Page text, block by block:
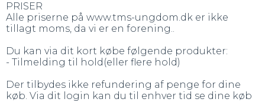
PRISER
Alle priserne på www.tms-ungdom.dk er ikke
tillagt moms, da vi er en forening..
Du kan via dit kort købe følgende produkter:
- Tilmelding til hold(eller flere hold)
Der tilbydes ikke refundering af penge for dine
køb. Via dit login kan du til enhver tid se dine køb